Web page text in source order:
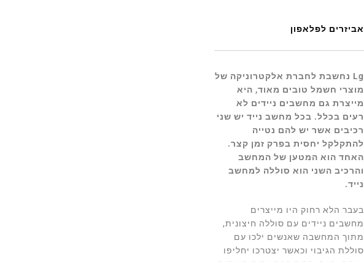
אביזרים לפלאפון
Lg נחשבת לחברת אלקטרוניקה של
מוצרי חשמל טובים מאוד, היא
מייצרת גם מחשבים ניידים לא
רעים בכלל. בכל מחשב נייד יש שני
רכיבים אשר יש להם נטייה
להתקלקל יחסית בפרק זמן קצר.
האחד הוא המטען של המחשב
והרכיב השני הוא סוללה למחשב
נייד.
בעבר הלא רחוק היו מייצרים
מחשבים ניידים עם סוללה חיצונית,
מתוך המחשבה שאנשים ילכו עם
סוללת הגיבוי וכאשר יצטרכו יחליפו